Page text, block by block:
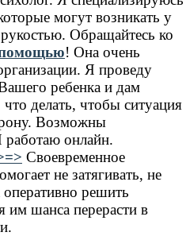
могут возникать у
Обращайтесь ко
помощью! Она очень
Я проведу
ребенка и дам
делать, чтобы ситуация
Возможны
работаю онлайн.
Своевременное
не затягивать, не
оперативно решить
им шанса перерасти в